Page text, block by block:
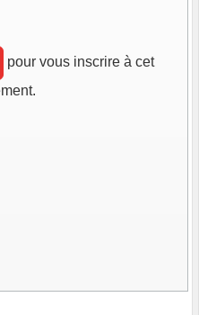
pour vous inscrire à cet